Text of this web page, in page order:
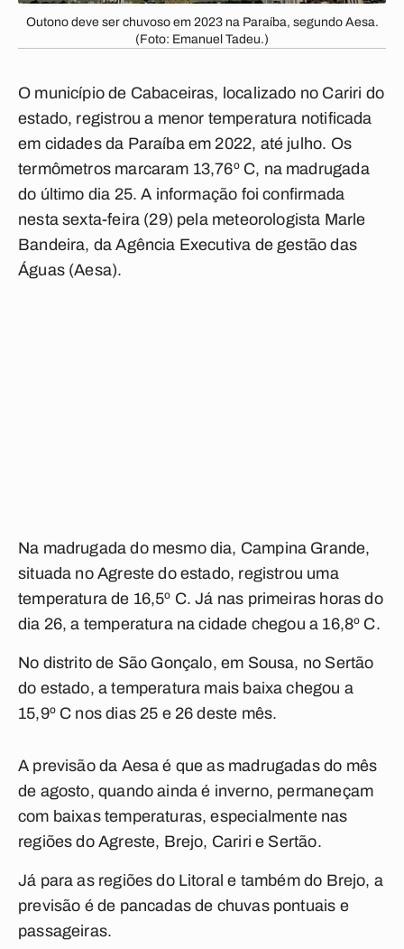
Outono deve ser chuvoso em 2023 na Paraíba, segundo Aesa.
(Foto: Emanuel Tadeu.)
O município de Cabaceiras, localizado no Cariri do
estado, registrou a menor temperatura notificada
em cidades da Paraíba em 2022, até julho. Os
termômetros marcaram 13,76º C, na madrugada
do último dia 25. A informação foi confirmada
nesta sexta-feira (29) pela meteorologista Marle
Bandeira, da Agência Executiva de gestão das
Águas (Aesa).
Na madrugada do mesmo dia, Campina Grande,
situada no Agreste do estado, registrou uma
temperatura de 16,5º C. Já nas primeiras horas do
dia 26, a temperatura na cidade chegou a 16,8º C.
No distrito de São Gonçalo, em Sousa, no Sertão
do estado, a temperatura mais baixa chegou a
15,9º C nos dias 25 e 26 deste mês.
A previsão da Aesa é que as madrugadas do mês
de agosto, quando ainda é inverno, permaneçam
com baixas temperaturas, especialmente nas
regiões do Agreste, Brejo, Cariri e Sertão.
Já para as regiões do Litoral e também do Brejo, a
previsão é de pancadas de chuvas pontuais e
passageiras.